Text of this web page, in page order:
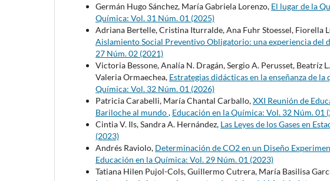
Germán Hugo Sánchez, María Gabriela Lorenzo, El lugar de la
Química: Vol. 31 Núm. 01 (2025)
Adriana Bertelle, Cristina Iturralde, Ana Fuhr Stoessel, Fiorella
Aislamiento Social Preventivo Obligatorio: una experiencia del
27 Núm. 02 (2021)
Victoria Bessone, Analía N. Dragán, Sergio A. Perusset, Beatríz
Valeria Ormaechea, Estrategias didácticas en la enseñanza de
Química: Vol. 32 Núm. 01 (2026)
Patricia Carabelli, María Chantal Carballo,XXI Reunión de
Bariloche al mundo, Educación en la Química: Vol. 32 Núm. 01
Cintia V. Ils, Sandra A. Hernández, Las Leyes de los Gases en
(2023)
Andrés Raviolo, Determinación de CO2 en un Diseño
Educación en la Química: Vol. 29 Núm. 01 (2023)
Tatiana Hilen Pujol-Cols, Guillermo Cutrera, María Basilisa